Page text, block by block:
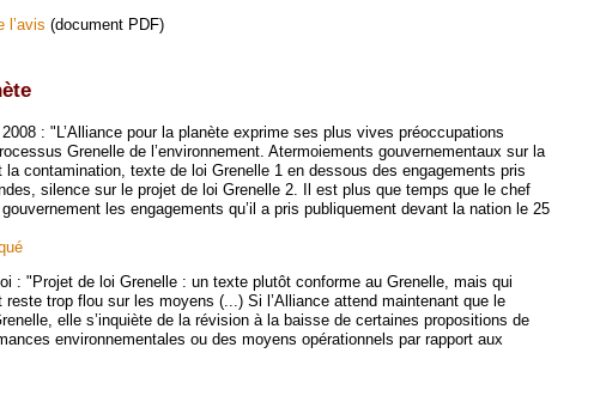
l’avis (document PDF)
: "L’Alliance pour la planète exprime ses plus vives préoccupations
Grenelle de l’environnement. Atermoiements gouvernementaux sur la
contamination, texte de loi Grenelle 1 en dessous des engagements pris
silence sur le projet de loi Grenelle 2. Il est plus que temps que le chef
les engagements qu’il a pris publiquement devant la nation le 25
: "Projet de loi Grenelle : un texte plutôt conforme au Grenelle, mais qui
trop flou sur les moyens (...) Si l’Alliance attend maintenant que le
elle s’inquiète de la révision à la baisse de certaines propositions de
environnementales ou des moyens opérationnels par rapport aux